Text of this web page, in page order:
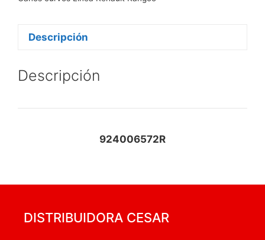
Descripción
Descripción
924006572R
DISTRIBUIDORA CESAR